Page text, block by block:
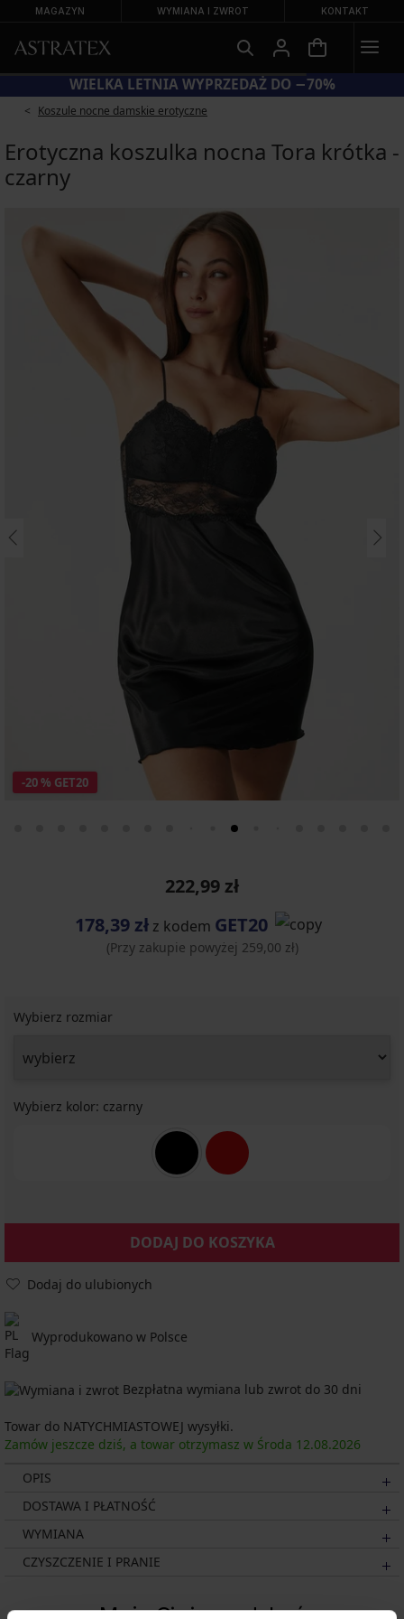
MAGAZYN WYMIANA I ZWROT KONTAKT
WIELKA LETNIA WYPRZEDAŻ DO −70%
Koszule nocne damskie erotyczne
Erotyczna koszulka nocna Tora krótka -
czarny
-20 % GET20
222,99 zł
178,39 zł z kodem GET20
(Przy zakupie powyżej 259,00 zł)
Wybierz rozmiar
Wybierz kolor: czarny
DODAJ DO KOSZYKA
Dodaj do ulubionych
Wyprodukowano w Polsce
Bezpłatna wymiana lub zwrot do 30 dni
Towar do NATYCHMIASTOWEJ wysyłki.
Zamów jeszcze dziś, a towar otrzymasz w Środa 12.08.2026
OPIS
DOSTAWA I PŁATNOŚĆ
WYMIANA
CZYSZCZENIE I PRANIE